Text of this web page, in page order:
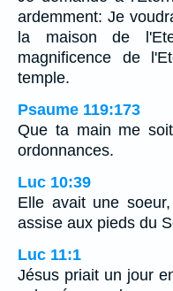
ardemment: Je
la maison de
magnificence de
temple.
Psaume 119:173
Que ta main me
ordonnances.
Luc 10:39
Elle avait une
assise aux pieds du
Luc 11:1
Jésus priait un jour